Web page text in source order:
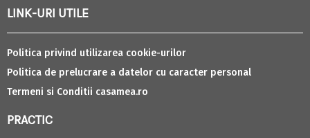
LINK-URI UTILE
Politica privind utilizarea cookie-urilor
Politica de prelucrare a datelor cu caracter personal
Termeni si Conditii casamea.ro
PRACTIC